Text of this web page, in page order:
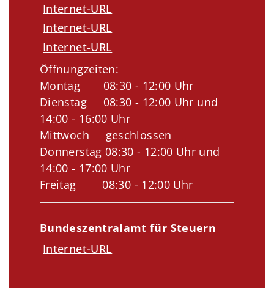
Internet-URL
Internet-URL
Internet-URL
Öffnungzeiten:
Montag 08:30 - 12:00 Uhr
Dienstag 08:30 - 12:00 Uhr und
14:00 - 16:00 Uhr
Mittwoch geschlossen
Donnerstag 08:30 - 12:00 Uhr und
14:00 - 17:00 Uhr
Freitag 08:30 - 12:00 Uhr
Bundeszentralamt für Steuern
Internet-URL